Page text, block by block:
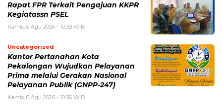
Rapat FPR Terkait Pengajuan KKPR
Kegiatassn PSEL
Kamis, 6 Agu 2026 - 10:39 WIB
Uncategorized
Kantor Pertanahan Kota
Pekalongan Wujudkan Pelayanan
Prima melalui Gerakan Nasional
Pelayanan Publik (GNPP-247)
Kamis, 6 Agu 2026 - 10:36 WIB